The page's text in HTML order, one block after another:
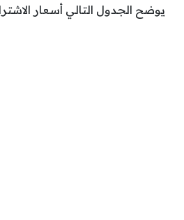
يوضح الجدول التالي أسعار